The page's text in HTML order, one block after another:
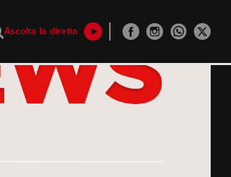
Ascolta la diretta